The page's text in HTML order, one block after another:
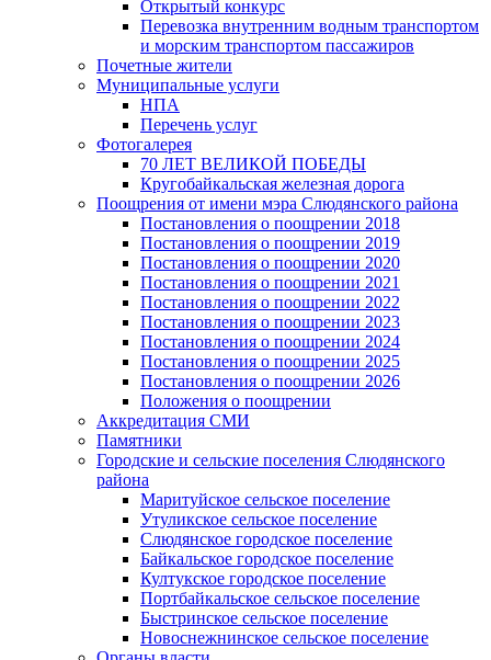
Открытый конкурс
Перевозка внутренним водным транспортом
и морским транспортом пассажиров
Почетные жители
Муниципальные услуги
НПА
Перечень услуг
Фотогалерея
70 ЛЕТ ВЕЛИКОЙ ПОБЕДЫ
Кругобайкальская железная дорога
Поощрения от имени мэра Слюдянского района
Постановления о поощрении 2018
Постановления о поощрении 2019
Постановления о поощрении 2020
Постановления о поощрении 2021
Постановления о поощрении 2022
Постановления о поощрении 2023
Постановления о поощрении 2024
Постановления о поощрении 2025
Постановления о поощрении 2026
Положения о поощрении
Аккредитация СМИ
Памятники
Городские и сельские поселения Слюдянского
района
Маритуйское сельское поселение
Утуликское сельское поселение
Слюдянское городское поселение
Байкальское городское поселение
Култукское городское поселение
Портбайкальское сельское поселение
Быстринское сельское поселение
Новоснежнинское сельское поселение